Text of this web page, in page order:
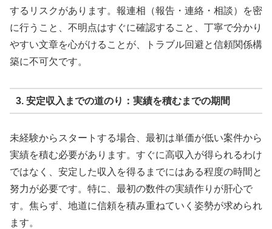
するリスクがあります。報連相（報告・連絡・相談）を密
に行うこと、不明点はすぐに確認すること、丁寧で分かり
やすい文章を心がけることが、トラブル回避と信頼関係構
築に不可欠です。
3. 安定収入までの道のり：実績を積むまでの期間
未経験からスタートする場合、最初は単価が低い案件から
実績を積む必要があります。すぐに高収入が得られるわけ
ではなく、安定した収入を得るまでにはある程度の時間と
努力が必要です。特に、最初の数件の実績作りが肝心で
す。焦らず、地道に信頼を積み重ねていく姿勢が求められ
ます。